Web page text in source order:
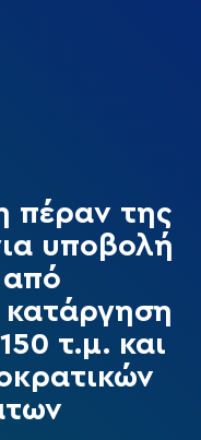
πέραν της
υποβολή
κατάργηση
τ.μ. και